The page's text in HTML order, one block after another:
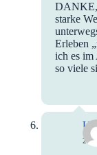
DANKE,
starke
Erleben
ich es im
so viele
26.